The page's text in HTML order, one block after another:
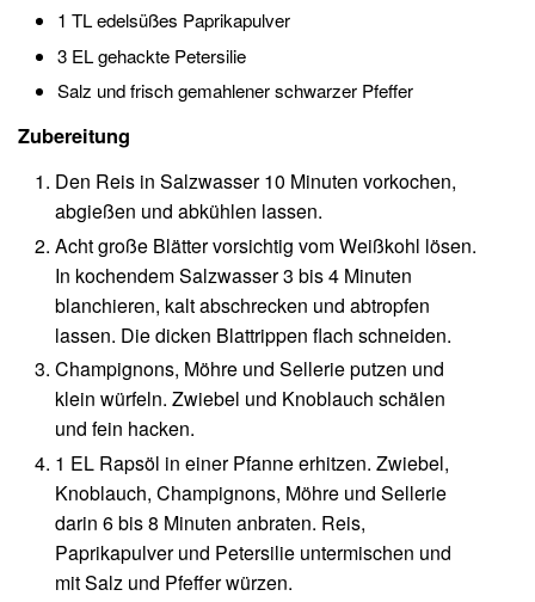
1 TL edelsüßes Paprikapulver
3 EL gehackte Petersilie
Salz und frisch gemahlener schwarzer Pfeffer
Zubereitung
Den Reis in Salzwasser 10 Minuten vorkochen,
abgießen und abkühlen lassen.
Acht große Blätter vorsichtig vom Weißkohl lösen.
In kochendem Salzwasser 3 bis 4 Minuten
blanchieren, kalt abschrecken und abtropfen
lassen. Die dicken Blattrippen flach schneiden.
Champignons, Möhre und Sellerie putzen und
klein würfeln. Zwiebel und Knoblauch schälen
und fein hacken.
1 EL Rapsöl in einer Pfanne erhitzen. Zwiebel,
Knoblauch, Champignons, Möhre und Sellerie
darin 6 bis 8 Minuten anbraten. Reis,
Paprikapulver und Petersilie untermischen und
mit Salz und Pfeffer würzen.